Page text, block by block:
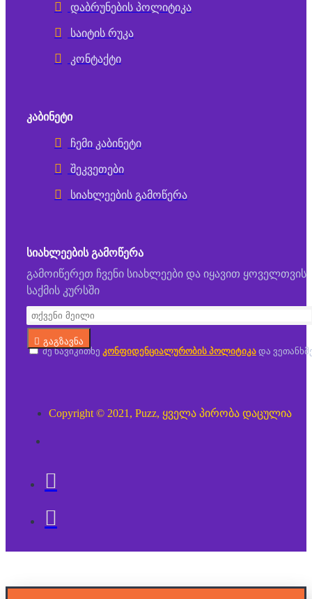
დაბრუნების პოლიტიკა
საიტის რუკა
კონტაქტი
ᲙᲐᲑᲘᲜᲔᲢᲘ
ჩემი კაბინეტი
შეკვეთები
სიახლეების გამოწერა
ᲡᲘᲐᲮᲚᲔᲔᲑᲘᲡ ᲒᲐᲛᲝᲬᲔᲠᲐ
გამოიწერეთ ჩვენი სიახლეები და იყავით ყოველთვის
საქმის კურსში
გაგზავნა
მე წავიკითხე კონფიდენციალურობის პოლიტიკა და
Copyright © 2021, Puzz, ყველა პირობა დაცულია